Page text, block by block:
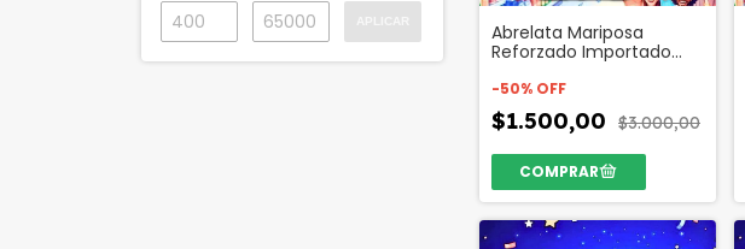
Abrelata Mariposa
Reforzado Importado
-50% OFF
$1.500,00 $3.000,00